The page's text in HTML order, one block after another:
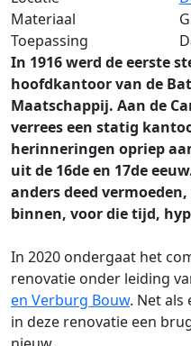
Materiaal
Toepassing
In 1916 werd de eerste
hoofdkantoor van de
Maatschappij. Aan de
verrees een statig
herinneringen opriep
uit de 16de en 17de
anders deed
binnen, voor die tijd,
In 2020 ondergaat het
renovatie onder leiding
en Verburg Bouw. Net als
in deze renovatie een